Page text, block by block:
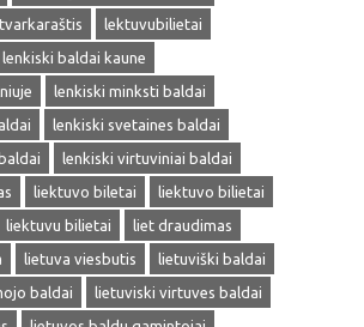
lektuvubilietai
lenkiski baldai kaune
lenkiski minksti baldai
lenkiski svetaines baldai
lenkiski virtuviniai baldai
liektuvo biletai
liektuvo bilietai
liektuvu bilietai
liet draudimas
lietuva viesbutis
lietuviški baldai
baldai
lietuviski virtuves baldai